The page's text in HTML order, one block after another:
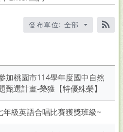
入
標
發布單位: 全部
RSS
加桃園市114學年度國中自然
甄選計畫-榮獲【特優殊榮】
級英語合唱比賽獲獎班級~